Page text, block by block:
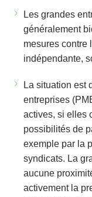
Les grandes
généralement
mesures contre
indépendante,
La situation est
entreprises
actives, si elles
possibilités de
exemple par la
syndicats. La
aucune
activement la